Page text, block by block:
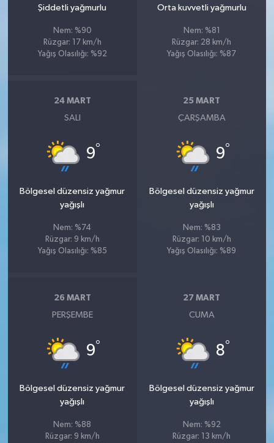
Şiddetli yağmurlu
Nem: %90
Rüzgar: 17 km/h
Yağış Olasılığı: %92
Orta kuvvetli yağmurlu
Nem: %81
Rüzgar: 28 km/h
Yağış Olasılığı: %87
24 MART
SALI
9°
Bölgesel düzensiz yağmur
yağışlı
Nem: %74
Rüzgar: 9 km/h
Yağış Olasılığı: %85
25 MART
ÇARŞAMBA
9°
Bölgesel düzensiz yağmur
yağışlı
Nem: %83
Rüzgar: 10 km/h
Yağış Olasılığı: %89
26 MART
PERŞEMBE
9°
Bölgesel düzensiz yağmur
yağışlı
Nem: %88
Rüzgar: 9 km/h
27 MART
CUMA
8°
Bölgesel düzensiz yağmur
yağışlı
Nem: %92
Rüzgar: 13 km/h